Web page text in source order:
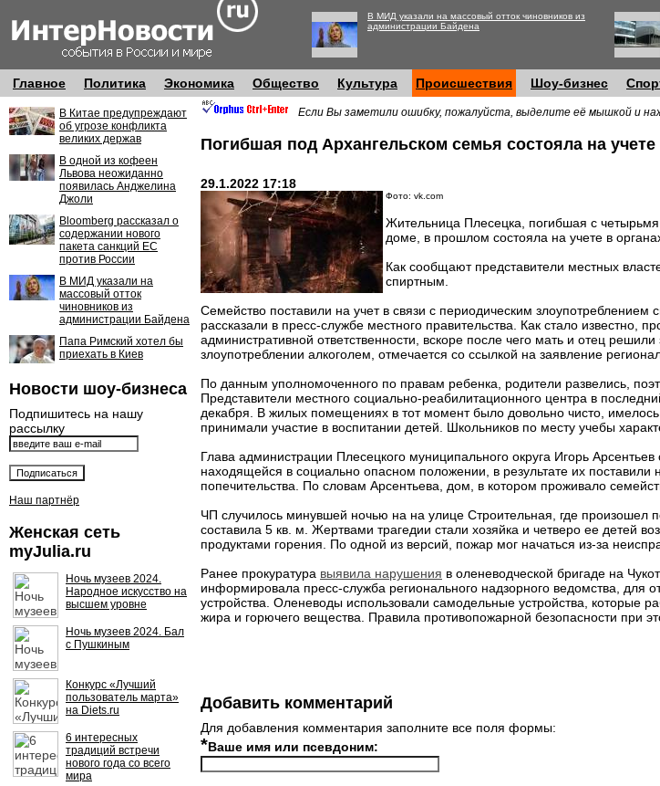
В МИД указали на массовый отток чиновников из
администрации Байдена
Главное Политика Экономика Общество Культура Происшествия Шоу-бизнес
В Китае предупреждают
об угрозе конфликта
великих держав
В одной из кофеен
Львова неожиданно
появилась Анджелина
Джоли
Bloomberg рассказал о
содержании нового
пакета санкций ЕС
против России
В МИД указали на
массовый отток
чиновников из
администрации Байдена
Папа Римский хотел бы
приехать в Киев
Новости шоу-бизнеса
Подпишитесь на нашу
рассылку
Наш партнёр
Женская сеть
myJulia.ru
Ночь музеев 2024.
Народное искусство на
высшем уровне
Ночь музеев 2024. Бал
с Пушкиным
Конкурс «Лучший
пользователь марта»
на Diets.ru
6 интересных
традиций встречи
нового года со всего
мира
Если Вы заметили ошибку, пожалуйста, выделите её мышкой и
Погибшая под Архангельском семья состояла на
29.1.2022 17:18
Фото: vk.com
Жительница Плесецка, погибшая с
доме, в прошлом состояла на учете в
Как сообщают представители местных
спиртным.
Семейство поставили на учет в связи с периодическим
рассказали в пресс-службе местного правительства. Как стало известно,
административной ответственности, вскоре после чего мать и отец
злоупотреблении алкоголем, отмечается со ссылкой на заявление
По данным уполномоченного по правам ребенка, родители развелись,
Представители местного социально-реабилитационного центра в
декабря. В жилых помещениях в тот момент было довольно чисто,
принимали участие в воспитании детей. Школьников по месту учебы
Глава администрации Плесецкого муниципального округа Игорь
находящейся в социально опасном положении, в результате их поставили
попечительства. По словам Арсентьева, дом, в котором проживало
ЧП случилось минувшей ночью на на улице Строительная, где
составила 5 кв. м. Жертвами трагедии стали хозяйка и четверо ее детей
продуктами горения. По одной из версий, пожар мог начаться из-за
Ранее прокуратура выявила нарушения в оленеводческой бригаде на
информировала пресс-служба регионального надзорного ведомства, для
устройства. Оленеводы использовали самодельные устройства, которые
жира и горючего вещества. Правила противопожарной безопасности при
Добавить комментарий
Для добавления комментария заполните все поля формы:
*Ваше имя или псевдоним: